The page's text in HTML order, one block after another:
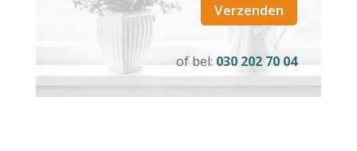
Verzenden
of bel: 030 202 70 04